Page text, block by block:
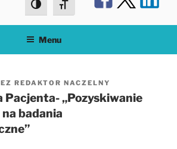
Toggle High Contrast
Toggle Font size
Menu
REDAKTOR NACZELNY
Pacjenta- „Pozyskiwanie
badania